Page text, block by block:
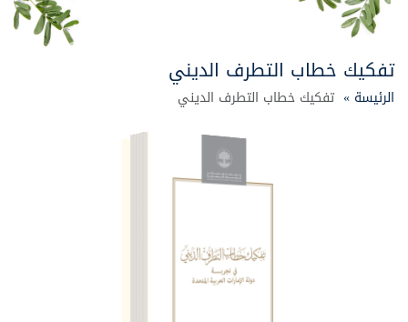
تفكيك خطاب التطرف الديني
الرئيسة » تفكيك خطاب التطرف الديني
تفكيك خطاب التطرف
عرض ملف PDF